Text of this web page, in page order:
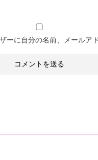
ーに自分の名前、メールア